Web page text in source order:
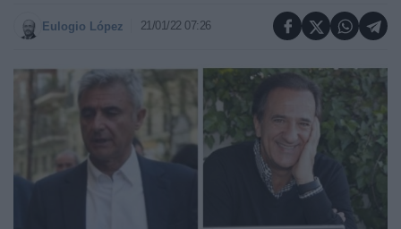
Eulogio López 21/01/22 07:26